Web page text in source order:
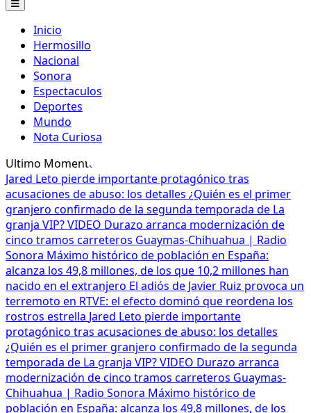
Inicio
Hermosillo
Nacional
Sonora
Espectaculos
Deportes
Mundo
Nota Curiosa
Ultimo Momento
Jared Leto pierde importante protagónico tras
acusaciones de abuso: los detalles ¿Quién es el primer
granjero confirmado de la segunda temporada de La
granja VIP? VIDEO Durazo arranca modernización de
cinco tramos carreteros Guaymas-Chihuahua | Radio
Sonora Máximo histórico de población en España:
alcanza los 49,8 millones, de los que 10,2 millones han
nacido en el extranjero El adiós de Javier Ruiz provoca un
terremoto en RTVE: el efecto dominó que reordena los
rostros estrella Jared Leto pierde importante
protagónico tras acusaciones de abuso: los detalles
¿Quién es el primer granjero confirmado de la segunda
temporada de La granja VIP? VIDEO Durazo arranca
modernización de cinco tramos carreteros Guaymas-
Chihuahua | Radio Sonora Máximo histórico de
población en España: alcanza los 49,8 millones, de los